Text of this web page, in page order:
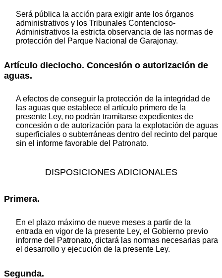
Será pública la acción para exigir ante los órganos
administrativos y los Tribunales Contencioso-
Administrativos la estricta observancia de las normas de
protección del Parque Nacional de Garajonay.
Artículo dieciocho. Concesión o autorización de
aguas.
A efectos de conseguir la protección de la integridad de
las aguas que establece el artículo primero de la
presente Ley, no podrán tramitarse expedientes de
concesión o de autorización para la explotación de aguas
superficiales o subterráneas dentro del recinto del parque
sin el informe favorable del Patronato.
DISPOSICIONES ADICIONALES
Primera.
En el plazo máximo de nueve meses a partir de la
entrada en vigor de la presente Ley, el Gobierno previo
informe del Patronato, dictará las normas necesarias para
el desarrollo y ejecución de la presente Ley.
Segunda.